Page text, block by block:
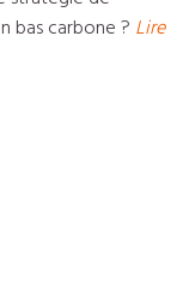
bas carbone ? Lire